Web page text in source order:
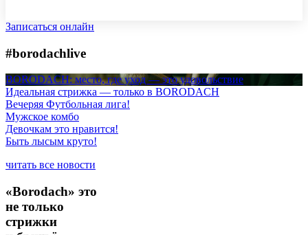
Записаться онлайн
#borodachlive
BORODACH: место, где уход — это удовольствие
Идеальная стрижка — только в BORODACH
Вечеряя Футбольная лига!
Мужское комбо
Девочкам это нравится!
Быть лысым круто!
читать все новости
«Borodach» это
не только
стрижки